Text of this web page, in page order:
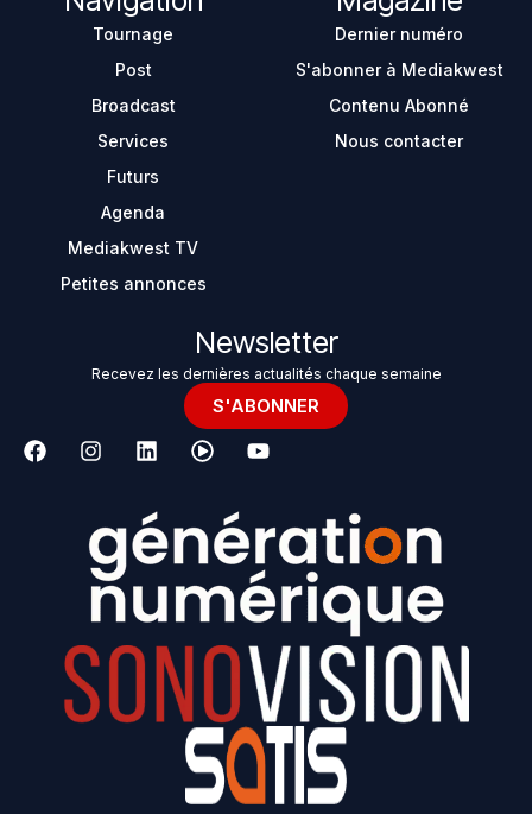
Tournage
Post
Broadcast
Services
Futurs
Agenda
Mediakwest TV
Petites annonces
Dernier numéro
S'abonner à Mediakwest
Contenu Abonné
Nous contacter
Newsletter
Recevez les dernières actualités chaque semaine
S'ABONNER